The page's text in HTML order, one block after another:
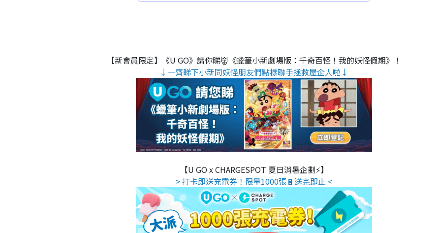
【新會員限定】《U GO》請你睇👹《蠟筆小新劇場版：千奇百怪！我的妖怪假期》！
↓一齊睇下小新同妖怪朋友們點樣聯手拯救屋企人啦↓
【U GO x CHARGESPOT 夏日消暑企劃⚡】
> 打卡即送充電券！限量1000張🔋送完即止 <